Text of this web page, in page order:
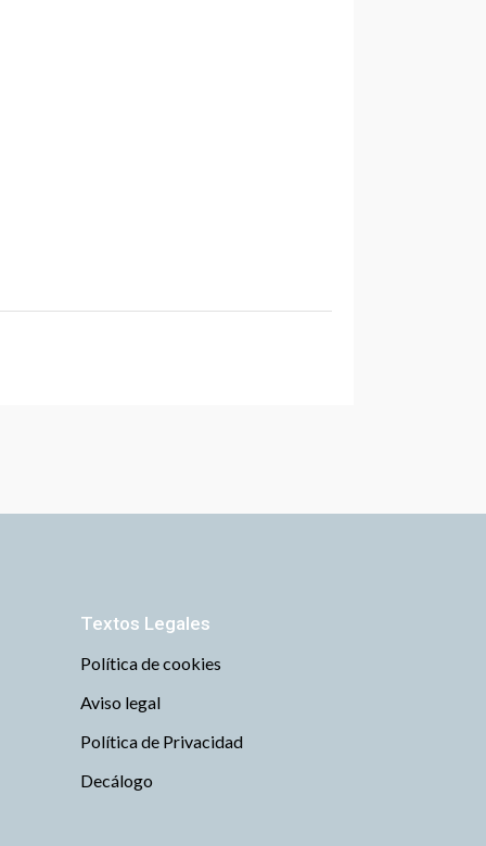
Textos Legales
Política de cookies
Aviso legal
Política de Privacidad
Decálogo